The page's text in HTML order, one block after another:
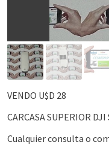
VENDO U$D 28
CARCASA SUPERIOR DJI
Cualquier consulta o